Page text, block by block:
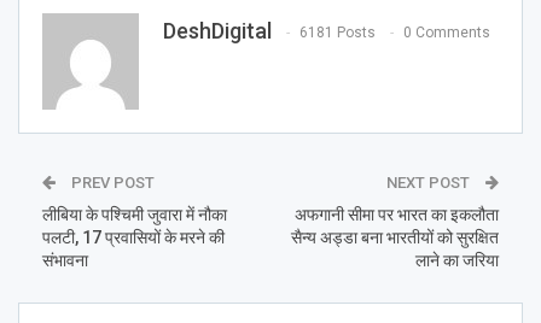
DeshDigital 6181 Posts 0 Comments
PREV POST
लीबिया के पश्चिमी जुवारा में नौका
पलटी, 17 प्रवासियों के मरने की
संभावना
NEXT POST
अफगानी सीमा पर भारत का इकलौता
सैन्य अड्डा बना भारतीयों को सुरक्षित
लाने का जरिया